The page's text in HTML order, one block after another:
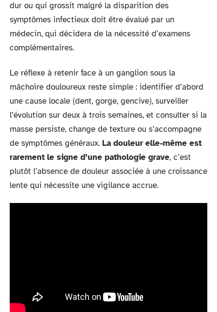
dur ou qui grossit malgré la disparition des
symptômes infectieux doit être évalué par un
médecin, qui décidera de la nécessité d’examens
complémentaires.
Le réflexe à retenir face à un ganglion sous la
mâchoire douloureux reste simple : identifier d’abord
une cause locale (dent, gorge, gencive), surveiller
l’évolution sur deux à trois semaines, et consulter si la
masse persiste, change de texture ou s’accompagne
de symptômes généraux. La douleur elle-même est
rarement le signe d’une pathologie grave, c’est
plutôt l’absence de douleur associée à une croissance
lente qui nécessite une vigilance accrue.